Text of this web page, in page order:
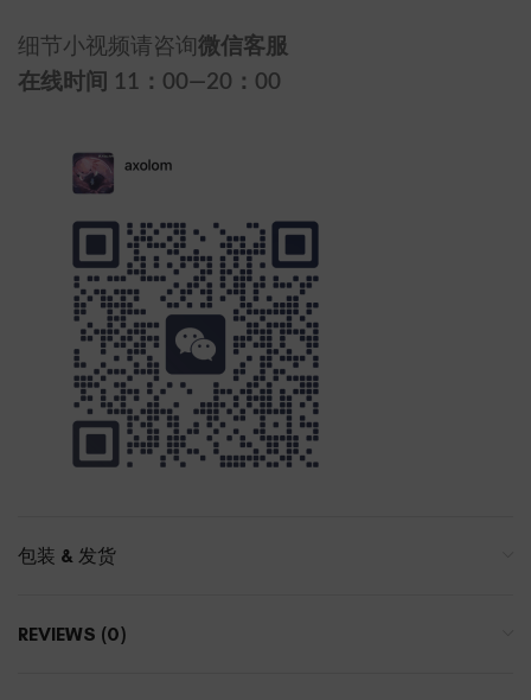
细节小视频请咨询微信客服
在线时间 11：00—20：00
包装 & 发货
REVIEWS (0)